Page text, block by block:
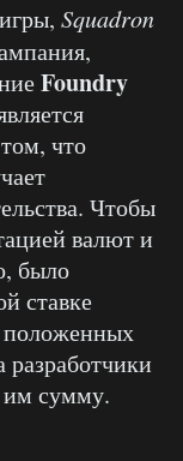
Squadron
Foundry
что
Чтобы
валют и
было
ставке
разработчики
сумму.